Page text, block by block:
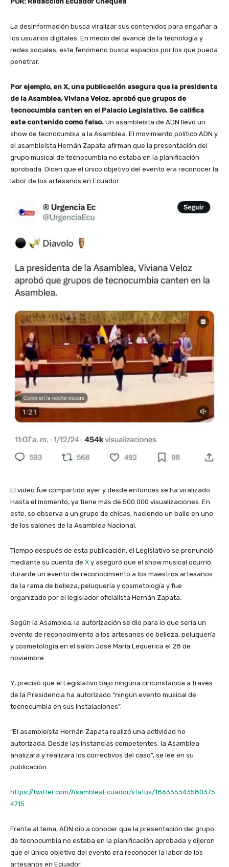
La desinformación busca viralizar sus contenidos para engañar a
los usuarios digitales. En medio del avance de la tecnología y
redes sociales, este fenómeno busca espacios por los que pueda
penetrar.
Por ejemplo, en X, una publicación asegura que la presidenta
de la Asamblea, Viviana Veloz, aprobó que grupos de
tecnocumbia canten en el Palacio Legislativo. Se califica
este contenido como falso. Un asambleísta de ADN llevó un
show de tecnocumbia a la Asamblea. El movimiento político ADN y
el asambleísta Hernán Zapata afirman que la presentación del
grupo musical de tecnocumbia no estaba en la planificación
aprobada. Dicen que el único objetivo del evento era reconocer la
labor de los artesanos en Ecuador.
El video fue compartido ayer y desde entonces se ha viralizado.
Hasta el momento, ya tiene más de 500.000 visualizaciones. En
este, se observa a un grupo de chicas, haciendo un baile en uno
de los salones de la Asamblea Nacional.
Tiempo después de esta publicación, el Legislativo se pronunció
mediante su cuenta de X y aseguró que el show musical ocurrió
durante un evento de reconocimiento a los maestros artesanos
de la rama de belleza, peluquería y cosmetología y fue
organizado por el legislador oficialista Hernán Zapata.
Según la Asamblea, la autorización se dio para lo que sería un
evento de reconocimiento a los artesanos de belleza, peluquería
y cosmetología en el salón José María Lequerica el 28 de
noviembre.
Y, precisó que el Legislativo bajo ninguna circunstancia a través
de la Presidencia ha autorizado “ningún evento musical de
tecnocumbia en sus instalaciones”.
“El asambleísta Hernán Zapata realizó una actividad no
autorizada. Desde las instancias competentes, la Asamblea
analizará y realizará los correctivos del caso”, se lee en su
publicación.
https://twitter.com/AsambleaEcuador/status/186335343580375
4715
Frente al tema, ADN dio a conocer que la presentación del grupo
de tecnocumbia no estaba en la planificación aprobada y dijeron
que el único objetivo del evento era reconocer la labor de los
artesanos en Ecuador.